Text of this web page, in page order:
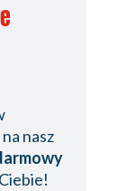
nasz